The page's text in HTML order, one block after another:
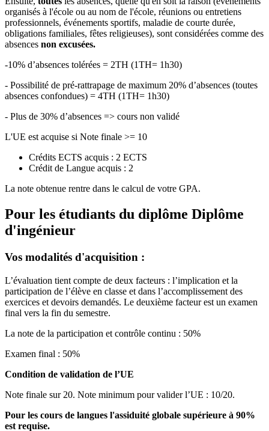
organisés à l'école ou au nom de l'école, réunions ou entretiens
professionnels, événements sportifs, maladie de courte durée,
obligations familiales, fêtes religieuses), sont considérées comme des
absences non excusées.
-10% d’absences tolérées = 2TH (1TH= 1h30)
- Possibilité de pré-rattrapage de maximum 20% d’absences (toutes
absences confondues) = 4TH (1TH= 1h30)
- Plus de 30% d’absences => cours non validé
L'UE est acquise si Note finale >= 10
Crédits ECTS acquis : 2 ECTS
Crédit de Langue acquis : 2
La note obtenue rentre dans le calcul de votre GPA.
Pour les étudiants du diplôme Diplôme
d'ingénieur
Vos modalités d'acquisition :
L’évaluation tient compte de deux facteurs : l’implication et la
participation de l’élève en classe et dans l’accomplissement des
exercices et devoirs demandés. Le deuxième facteur est un examen
final vers la fin du semestre.
La note de la participation et contrôle continu : 50%
Examen final : 50%
Condition de validation de l’UE
Note finale sur 20. Note minimum pour valider l’UE : 10/20.
Pour les cours de langues l'assiduité globale supérieure à 90%
est requise.